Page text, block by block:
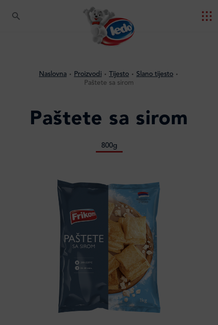
Naslovna Proizvodi Tijesto
Slano tijesto
Paštete sa sirom
Paštete sa sirom
800g